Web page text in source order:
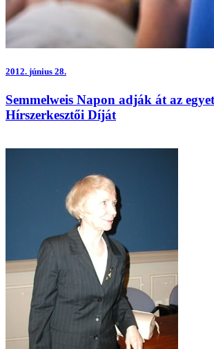
2012. június 28.
Semmelweis Napon adják át az
Hírszerkesztői Díját